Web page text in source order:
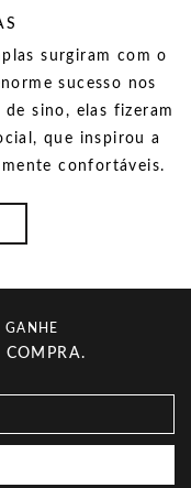
surgiram com o
sucesso nos
sino, elas fizeram
que inspirou a
confortáveis.
GANHE